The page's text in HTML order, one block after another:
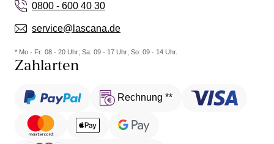
0800 - 600 40 30
service@lascana.de
* Mo - Fr: 08 - 20 Uhr; Sa: 09 - 17 Uhr; So: 09 - 14 Uhr.
Zahlarten
Rechnung **